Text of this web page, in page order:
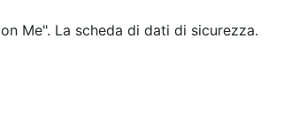
Me". La scheda di dati di sicurezza.